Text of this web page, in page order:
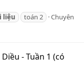
liệu toán 2
Chuyên
- Tuần 1 (có